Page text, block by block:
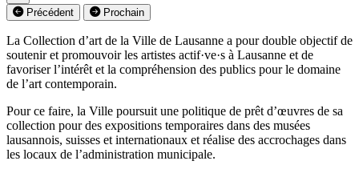
Précédent Prochain
La Collection d’art de la Ville de Lausanne a pour double objectif de
soutenir et promouvoir les artistes actif·ve·s à Lausanne et de
favoriser l’intérêt et la compréhension des publics pour le domaine
de l’art contemporain.
Pour ce faire, la Ville poursuit une politique de prêt d’œuvres de sa
collection pour des expositions temporaires dans des musées
lausannois, suisses et internationaux et réalise des accrochages dans
les locaux de l’administration municipale.